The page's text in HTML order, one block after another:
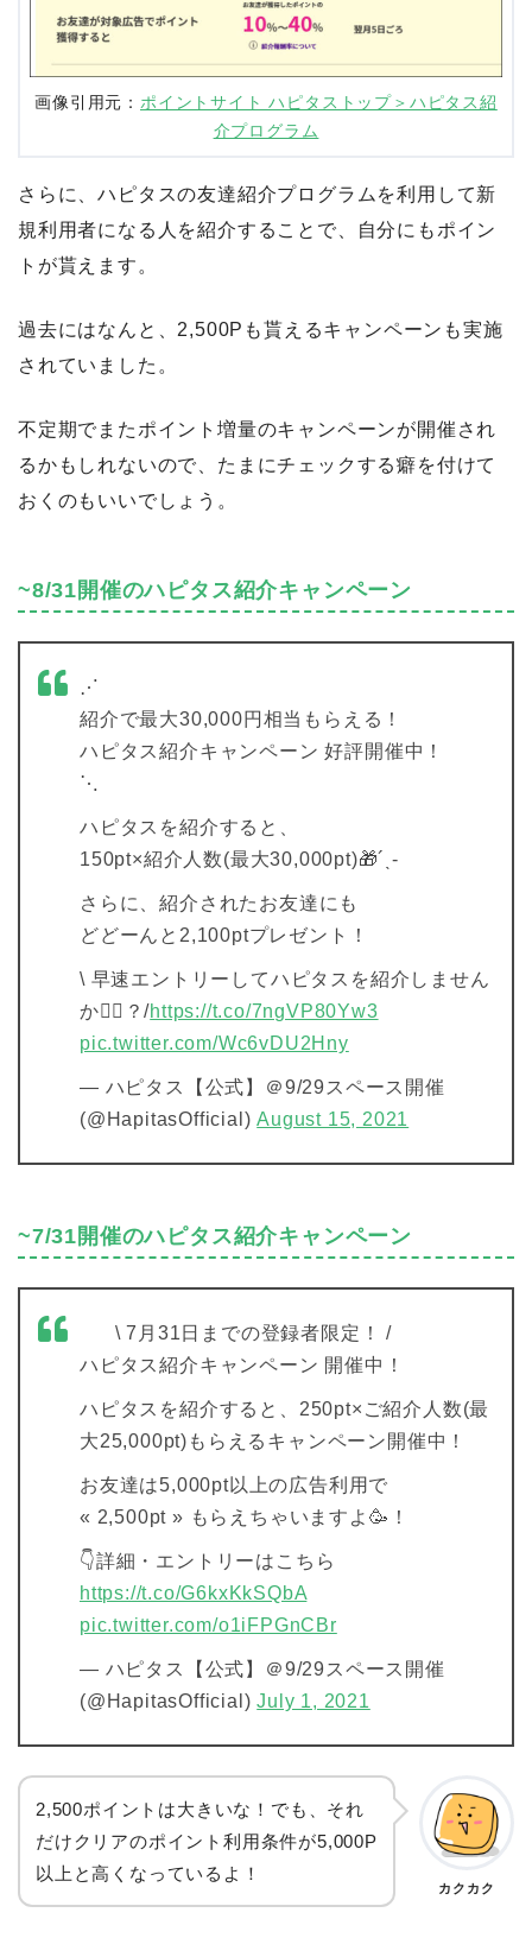
画像引用元： ポイントサイト ハピタストップ＞ハピタス紹
介プログラム
さらに、ハピタスの友達紹介プログラムを利用して新
規利用者になる人を紹介することで、自分にもポイン
トが貰えます。
過去にはなんと、2,500Pも貰えるキャンペーンも実施
されていました。
不定期でまたポイント増量のキャンペーンが開催され
るかもしれないので、たまにチェックする癖を付けて
おくのもいいでしょう。
~8/31開催のハピタス紹介キャンペーン
⋰
紹介で最大30,000円相当もらえる！
ハピタス紹介キャンペーン 好評開催中！
⋱
ハピタスを紹介すると、
150pt×紹介人数(最大30,000pt)🎁´ˎ-
さらに、紹介されたお友達にも
どどーんと2,100ptプレゼント！
\ 早速エントリーしてハピタスを紹介しません
か💁‍♀️？/https://t.co/7ngVP80Yw3
pic.twitter.com/Wc6vDU2Hny
— ハピタス【公式】＠9/29スペース開催
(@HapitasOfficial)August 15, 2021
~7/31開催のハピタス紹介キャンペーン
⠀ \ 7月31日までの登録者限定！ /
ハピタス紹介キャンペーン 開催中！
ハピタスを紹介すると、250pt×ご紹介人数(最
大25,000pt)もらえるキャンペーン開催中！
お友達は5,000pt以上の広告利用で
« 2,500pt » もらえちゃいますよ🥳！
👇詳細・エントリーはこちら
https://t.co/G6kxKkSQbA
pic.twitter.com/o1iFPGnCBr
— ハピタス【公式】＠9/29スペース開催
(@HapitasOfficial)July 1, 2021
2,500ポイントは大きいな！でも、それ
だけクリアのポイント利用条件が5,000P
以上と高くなっているよ！
カクカク